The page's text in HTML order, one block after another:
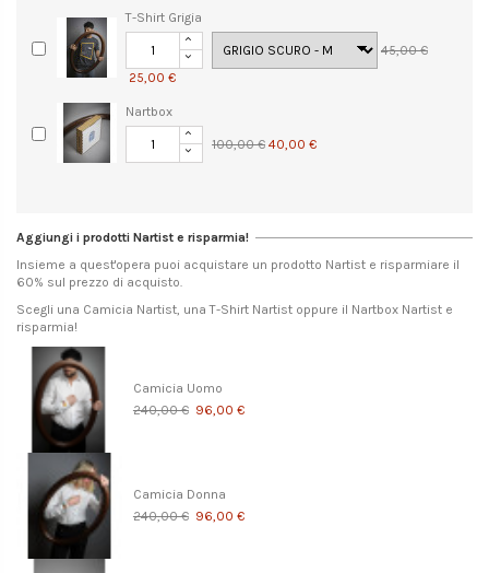
T-Shirt Grigia
45,00 €
25,00 €
Nartbox
100,00 € 40,00 €
Aggiungi i prodotti Nartist e risparmia!
Insieme a quest'opera puoi acquistare un prodotto Nartist e risparmiare il
60% sul prezzo di acquisto.
Scegli una Camicia Nartist, una T-Shirt Nartist oppure il Nartbox Nartist e
risparmia!
Camicia Uomo
240,00 € 96,00 €
Camicia Donna
240,00 € 96,00 €